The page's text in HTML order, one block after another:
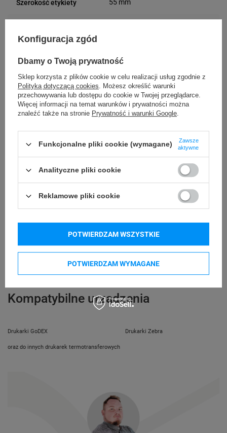
Szerokość etykiety 55 mm
odklejenia
Trudne
Rodzaj plomby VOID
Materiał plomby VOID
Usuwanie/odklejanie
plomby
Zostawia ślad
Gwarancja 24 miesiące
Podmiot
odpowiedzialny
Specmark
Bielska 210
43-400 Cieszyn (Polska)
telefon: 730811399
Specmark
Bielska 210
43-400 Cieszyn (Polska)
Kompatybilne urządzenia
Drukarki GoDEX Drukarki Zebra
oraz do innych drukarek termotransferowych
Konfiguracja zgód
Dbamy o Twoją prywatność
Sklep korzysta z plików cookie w celu realizacji usług zgodnie z
Polityką dotyczącą cookies. Możesz określić warunki
przechowywania lub dostępu do cookie w Twojej przeglądarce.
Więcej informacji na temat warunków i prywatności można
znaleźć także na stronie Prywatność i warunki Google.
Funkcjonalne pliki cookie (wymagane)
Zawsze
aktywne
Analityczne pliki cookie
Reklamowe pliki cookie
POTWIERDZAM WYMAGANE
POTWIERDZAM WSZYSTKIE